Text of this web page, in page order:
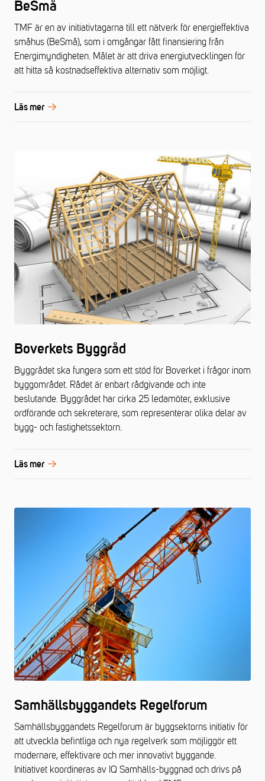
BeSmå
TMF är en av initiativtagarna till ett nätverk för energieffektiva
småhus (BeSmå), som i omgångar fått finansiering från
Energimyndigheten. Målet är att driva energiutvecklingen för
att hitta så kostnadseffektiva alternativ som möjligt.
Läs mer
Boverkets Byggråd
Byggrådet ska fungera som ett stöd för Boverket i frågor inom
byggområdet. Rådet är enbart rådgivande och inte
beslutande. Byggrådet har cirka 25 ledamöter, exklusive
ordförande och sekreterare, som representerar olika delar av
bygg- och fastighetssektorn.
Läs mer
Samhällsbyggandets Regelforum
Samhällsbyggandets Regelforum är byggsektorns initiativ för
att utveckla befintliga och nya regelverk som möjliggör ett
modernare, effektivare och mer innovativt byggande.
Initiativet koordineras av IQ Samhälls-byggnad och drivs på